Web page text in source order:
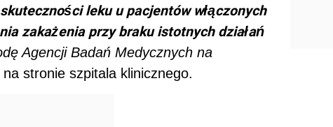
leku u pacjentów włączonych
zakażenia przy braku istotnych działań
Agencji Badań Medycznych na
na stronie szpitala klinicznego.